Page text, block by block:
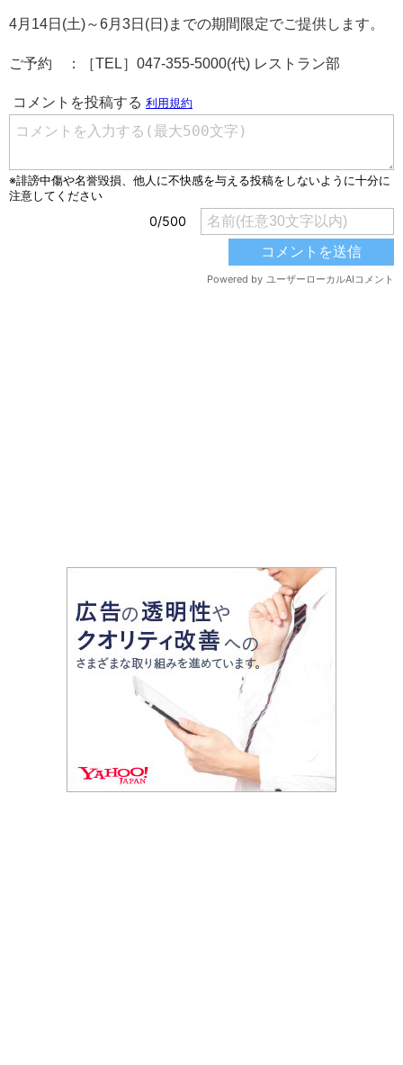
4月14日(土)～6月3日(日)までの期間限定でご提供します。
ご予約 ：［TEL］047-355-5000(代) レストラン部